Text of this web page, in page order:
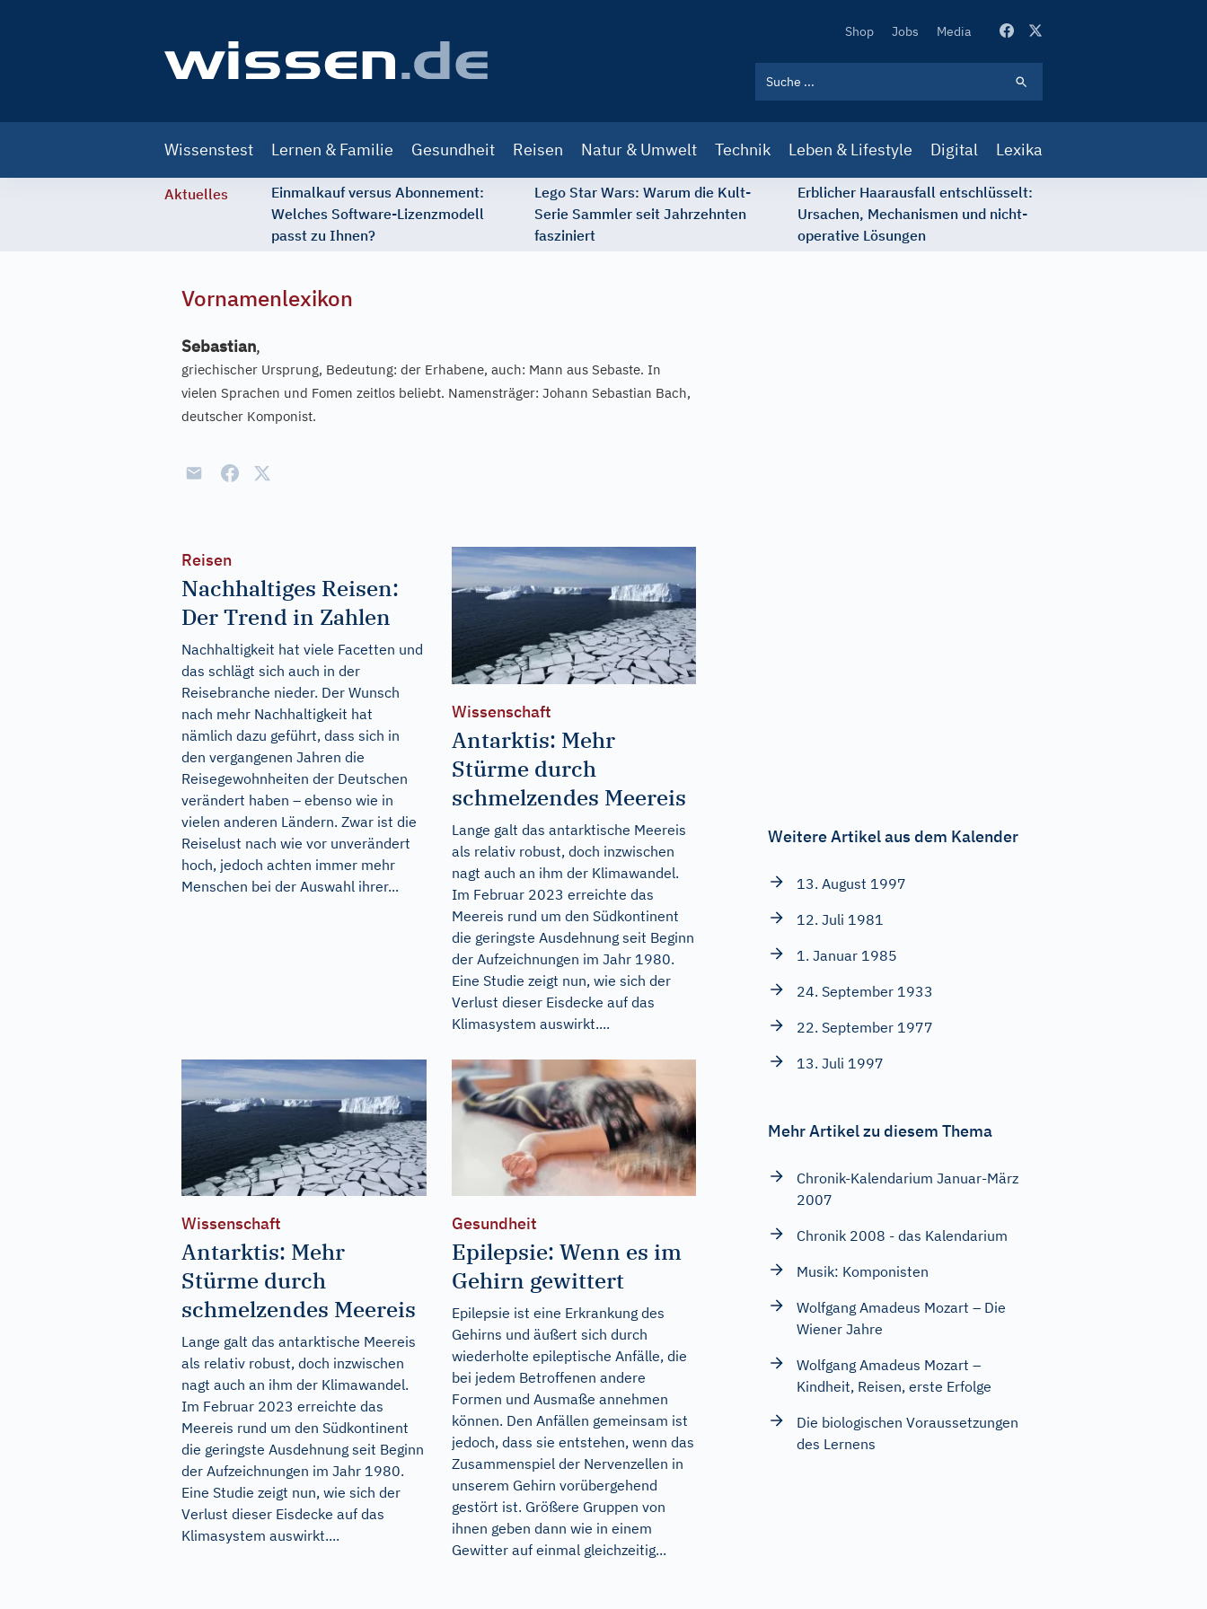
Secondary
Shop Jobs Media
navigation
Wissenstest Lernen & Familie Gesundheit Reisen Natur & Umwelt Technik Leben & Lifestyle Digital Lexika
Aktuelles
Einmalkauf versus Abonnement:
Welches Software-Lizenzmodell
passt zu Ihnen?
Lego Star Wars: Warum die Kult-
Serie Sammler seit Jahrzehnten
fasziniert
Erblicher Haarausfall entschlüsselt:
Ursachen, Mechanismen und nicht-
operative Lösungen
Vornamenlexikon
Sebastian,
griechischer Ursprung, Bedeutung: der Erhabene, auch: Mann aus Sebaste. In
vielen Sprachen und Fomen zeitlos beliebt. Namensträger: Johann Sebastian Bach,
deutscher Komponist.
Reisen
Nachhaltiges Reisen:
Der Trend in Zahlen
Nachhaltigkeit hat viele Facetten und
das schlägt sich auch in der
Reisebranche nieder. Der Wunsch
nach mehr Nachhaltigkeit hat
nämlich dazu geführt, dass sich in
den vergangenen Jahren die
Reisegewohnheiten der Deutschen
verändert haben – ebenso wie in
vielen anderen Ländern. Zwar ist die
Reiselust nach wie vor unverändert
hoch, jedoch achten immer mehr
Menschen bei der Auswahl ihrer...
Wissenschaft
Antarktis: Mehr
Stürme durch
schmelzendes Meereis
Lange galt das antarktische Meereis
als relativ robust, doch inzwischen
nagt auch an ihm der Klimawandel.
Im Februar 2023 erreichte das
Meereis rund um den Südkontinent
die geringste Ausdehnung seit Beginn
der Aufzeichnungen im Jahr 1980.
Eine Studie zeigt nun, wie sich der
Verlust dieser Eisdecke auf das
Klimasystem auswirkt....
Wissenschaft
Antarktis: Mehr
Stürme durch
schmelzendes Meereis
Lange galt das antarktische Meereis
als relativ robust, doch inzwischen
nagt auch an ihm der Klimawandel.
Im Februar 2023 erreichte das
Meereis rund um den Südkontinent
die geringste Ausdehnung seit Beginn
der Aufzeichnungen im Jahr 1980.
Eine Studie zeigt nun, wie sich der
Verlust dieser Eisdecke auf das
Klimasystem auswirkt....
Gesundheit
Epilepsie: Wenn es im
Gehirn gewittert
Epilepsie ist eine Erkrankung des
Gehirns und äußert sich durch
wiederholte epileptische Anfälle, die
bei jedem Betroffenen andere
Formen und Ausmaße annehmen
können. Den Anfällen gemeinsam ist
jedoch, dass sie entstehen, wenn das
Zusammenspiel der Nervenzellen in
unserem Gehirn vorübergehend
gestört ist. Größere Gruppen von
ihnen geben dann wie in einem
Gewitter auf einmal gleichzeitig...
Weitere Artikel aus dem Kalender
13. August 1997
12. Juli 1981
1. Januar 1985
24. September 1933
22. September 1977
13. Juli 1997
Mehr Artikel zu diesem Thema
Chronik-Kalendarium Januar-März
2007
Chronik 2008 - das Kalendarium
Musik: Komponisten
Wolfgang Amadeus Mozart – Die
Wiener Jahre
Wolfgang Amadeus Mozart –
Kindheit, Reisen, erste Erfolge
Die biologischen Voraussetzungen
des Lernens